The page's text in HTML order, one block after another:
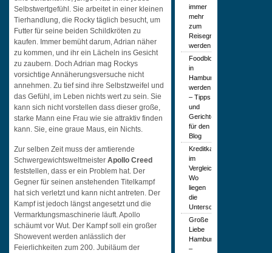
Selbstwertgefühl. Sie arbeitet in einer kleinen
Tierhandlung, die Rocky täglich besucht, um
Futter für seine beiden Schildkröten zu
kaufen. Immer bemüht darum, Adrian näher
zu kommen, und ihr ein Lächeln ins Gesicht
zu zaubern. Doch Adrian mag Rockys
vorsichtige Annäherungsversuche nicht
annehmen. Zu tief sind ihre Selbstzweifel und
das Gefühl, im Leben nichts wert zu sein. Sie
kann sich nicht vorstellen dass dieser große,
starke Mann eine Frau wie sie attraktiv finden
kann. Sie, eine graue Maus, ein Nichts.
Zur selben Zeit muss der amtierende
SchwergewichtsweltmeisterApollo Creed
feststellen, dass er ein Problem hat. Der
Gegner für seinen anstehenden Titelkampf
hat sich verletzt und kann nicht antreten. Der
Kampf ist jedoch längst angesetzt und die
Vermarktungsmaschinerie läuft. Apollo
schäumt vor Wut. Der Kampf soll ein großer
Showevent werden anlässlich der
Feierlichkeiten zum 200. Jubiläum der
immer
mehr
zum
Reisegrund
werden
Foodblogger
in
Hamburg
werden
– Tipps
und
Gerichte
für den
Blog
Kreditkartenarten
im
Vergleich:
Wo
liegen
die
Unterschiede?
Große
Liebe
Hamburg
–